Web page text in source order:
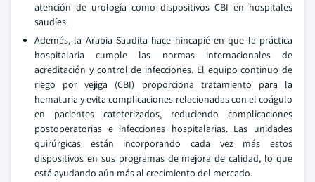
atención de urología como dispositivos CBI en hospitales
saudíes.
Además, la Arabia Saudita hace hincapié en que la práctica
hospitalaria cumple las normas internacionales de
acreditación y control de infecciones. El equipo continuo de
riego por vejiga (CBI) proporciona tratamiento para la
hematuria y evita complicaciones relacionadas con el coágulo
en pacientes cateterizados, reduciendo complicaciones
postoperatorias e infecciones hospitalarias. Las unidades
quirúrgicas están incorporando cada vez más estos
dispositivos en sus programas de mejora de calidad, lo que
está ayudando aún más al crecimiento del mercado.